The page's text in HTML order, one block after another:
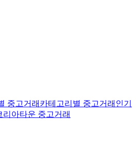
중고거래 카테고리별 중고거래 인기
리아타운 중고거래